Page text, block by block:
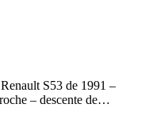
S53 de 1991 –
– descente de…